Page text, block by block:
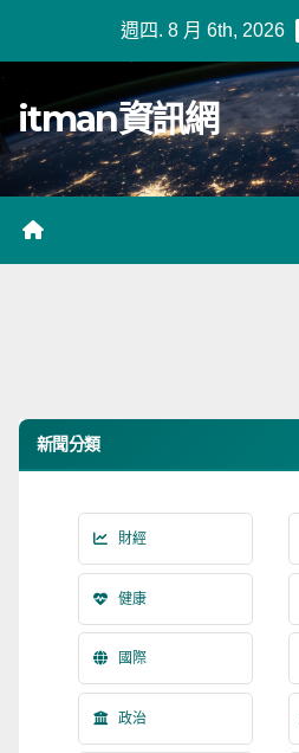
週四. 8 月 6th, 2026
itman資訊網
新聞分類
財經
健康
國際
政治